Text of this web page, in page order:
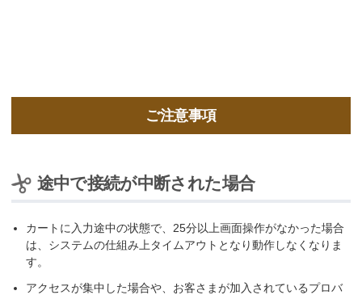
ご注意事項
途中で接続が中断された場合
カートに入力途中の状態で、25分以上画面操作がなかった場合
は、システムの仕組み上タイムアウトとなり動作しなくなりま
す。
アクセスが集中した場合や、お客さまが加入されているプロバ